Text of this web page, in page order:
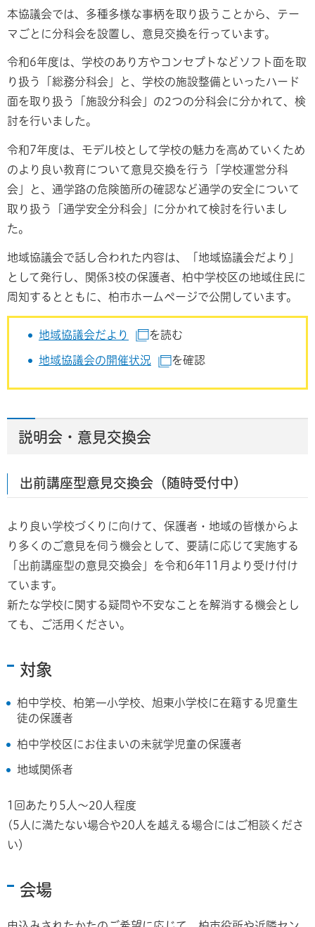
本協議会では、多種多様な事柄を取り扱うことから、テー
マごとに分科会を設置し、意見交換を行っています。
令和6年度は、学校のあり方やコンセプトなどソフト面を取
り扱う「総務分科会」と、学校の施設整備といったハード
面を取り扱う「施設分科会」の2つの分科会に分かれて、検
討を行いました。
令和7年度は、モデル校として学校の魅力を高めていくため
のより良い教育について意見交換を行う「学校運営分科
会」と、通学路の危険箇所の確認など通学の安全について
取り扱う「通学安全分科会」に分かれて検討を行いまし
た。
地域協議会で話し合われた内容は、「地域協議会だより」
として発行し、関係3校の保護者、柏中学校区の地域住民に
周知するとともに、柏市ホームページで公開しています。
地域協議会だより （別ウインドウで開きます）
を読む
地域協議会の開催状況 （別ウインドウで開きます
を確認
説明会・意見交換会
出前講座型意見交換会（随時受付中）
より良い学校づくりに向けて、保護者・地域の皆様からよ
り多くのご意見を伺う機会として、要請に応じて実施する
「出前講座型の意見交換会」を令和6年11月より受け付け
ています。
新たな学校に関する疑問や不安なことを解消する機会とし
ても、ご活用ください。
対象
柏中学校、柏第一小学校、旭東小学校に在籍する児童生
徒の保護者
柏中学校区にお住まいの未就学児童の保護者
地域関係者
1回あたり5人～20人程度
(5人に満たない場合や20人を越える場合にはご相談くださ
い）
会場